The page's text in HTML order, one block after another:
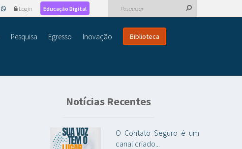
Login Educação Digital
Pesquisa Egresso Inovação Biblioteca
Notícias Recentes
O Contato Seguro é um
canal criado...